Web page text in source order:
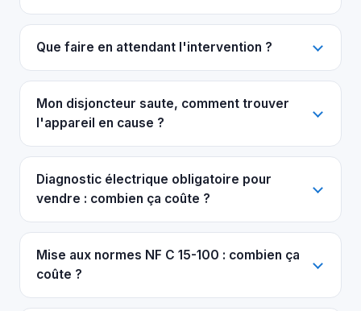
Que faire en attendant l'intervention ?
Mon disjoncteur saute, comment trouver
l'appareil en cause ?
Diagnostic électrique obligatoire pour
vendre : combien ça coûte ?
Mise aux normes NF C 15-100 : combien ça
coûte ?